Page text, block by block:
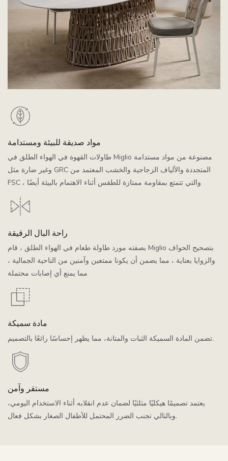
مواد صديقة للبيئة ومستدامة
طاولات القهوة في الهواء الطلق في Miglio مصنوعة من مواد مستدامة
وغير ضارة مثل GRC المتجددة والألياف الزجاجية والخشب المعتمد من
FSC ، والتي تتمتع بمقاومة ممتازة للطقس أثناء الاهتمام بالبيئة أيضًا
راحة البال الرقيقة
بصفته مورد طاولة طعام في الهواء الطلق ، قام Miglio بتصحيح الحواف
والزوايا بعناية ، مما يضمن أن يكونا ممتعين وآمنين من الناحية الجمالية ،
مما يمنع أي إصابات محتملة
مادة سميكة
تضمن المادة السميكة الثبات والمتانة، مما يظهر إحساسًا رائعًا بالتصميم.
مستقر وآمن
يعتمد تصميمًا هيكليًا مثلثيًا لضمان عدم انقلابه أثناء الاستخدام اليومي،
وبالتالي تجنب الضرر المحتمل للأطفال الصغار بشكل فعال.